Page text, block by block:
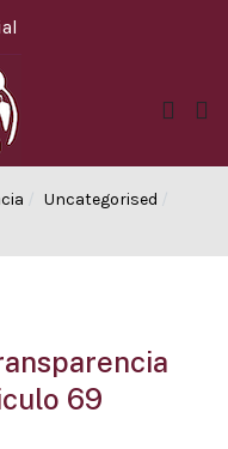
Uncategorised
69